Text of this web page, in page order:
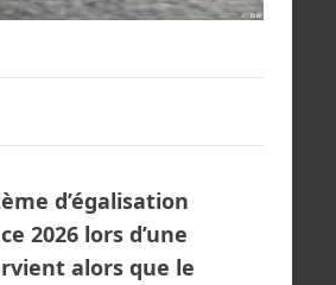
d’égalisation
2026 lors d’une
alors que le